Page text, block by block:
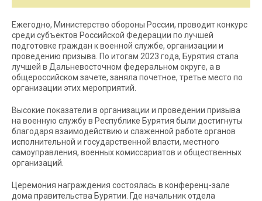
Ежегодно, Министерство обороны России, проводит конкурс
среди субъектов Российской Федерации по лучшей
подготовке граждан к военной службе, организации и
проведению призыва. По итогам 2023 года, Бурятия стала
лучшей в Дальневосточном федеральном округе, а в
общероссийском зачете, заняла почетное, третье место по
организации этих мероприятий.
Высокие показатели в организации и проведении призыва
на военную службу в Республике Бурятия были достигнуты
благодаря взаимодействию и слаженной работе органов
исполнительной и государственной власти, местного
самоуправления, военных комиссариатов и общественных
организаций.
Церемония награждения состоялась в конференц-зале
дома правительства Бурятии. Где начальник отдела